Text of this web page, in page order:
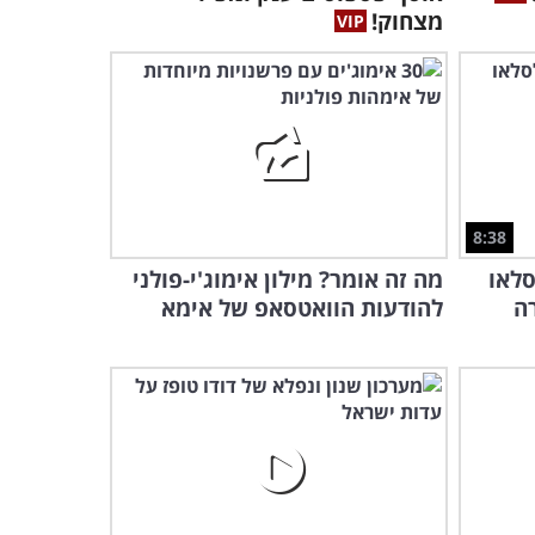
מצחוק!
8:38
מה זה אומר? מילון אימוג'י-פולני
להודעות הוואטסאפ של אימא